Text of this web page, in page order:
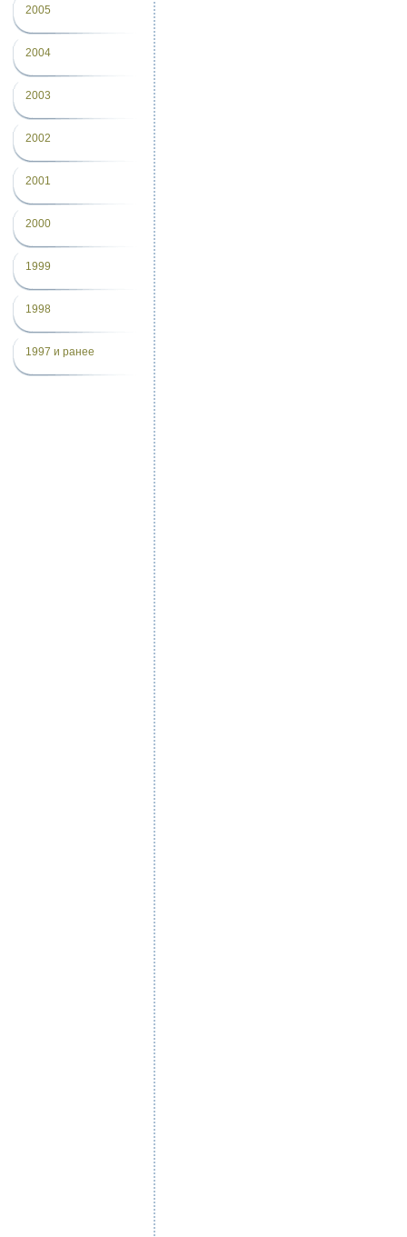
2005
2004
2003
2002
2001
2000
1999
1998
1997 и ранее